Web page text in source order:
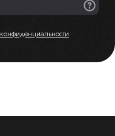
конфиденциальности